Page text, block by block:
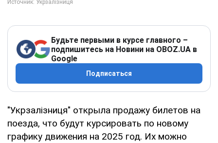
Будьте первыми в курсе главного –
подпишитесь на Новини на OBOZ.UA в
Google
Подписаться
"Укрзалізниця" открыла продажу билетов на
поезда, что будут курсировать по новому
графику движения на 2025 год. Их можно